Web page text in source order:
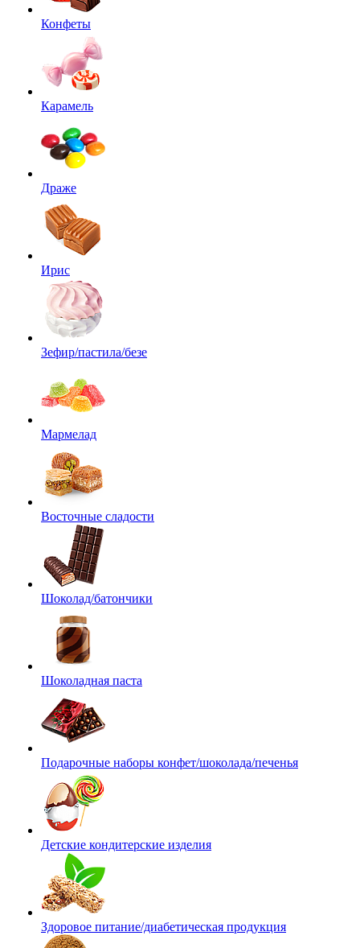
Конфеты
Карамель
Драже
Ирис
Зефир/пастила/безе
Мармелад
Восточные сладости
Шоколад/батончики
Шоколадная паста
Подарочные наборы конфет/шоколада/печенья
Детские кондитерские изделия
Здоровое питание/диабетическая продукция